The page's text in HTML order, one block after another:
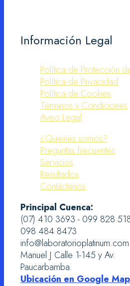
Información Legal
Política de Protección
Política de Privacidad
Política de Cookies
Términos y Condiciones
Aviso Legal
¿Quienes somos?
Preguntas frecuentes
Servicios
Resultados
Contáctenos
Principal Cuenca:
(07) 410 3693 - 099 828
098 484 8473
info@laboratorioplatinum.com
Manuel J Calle 1-145 y Av.
Paucarbamba.
Ubicación en Google